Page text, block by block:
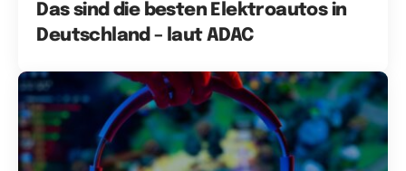
Das sind die besten Elektroautos in
Deutschland – laut ADAC